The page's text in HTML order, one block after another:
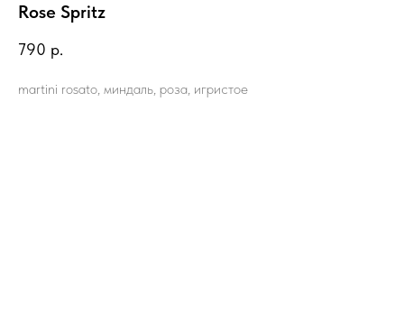
Rose Spritz
790 р.
martini rosato, миндаль, роза, игристое